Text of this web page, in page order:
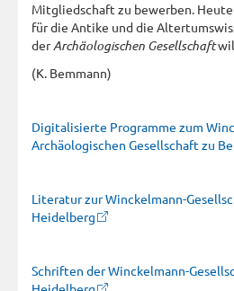
Mitgliedschaft zu bewerben.
für die Antike und die
derArchäologischen Gesellschaft
(K. Bemmann)
Digitalisierte Programme zum
Archäologischen Gesellschaft zu
Literatur zur Winckelmann-
Heidelberg
Schriften der Winckelmann-